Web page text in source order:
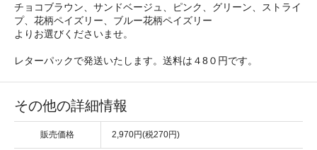
チョコブラウン、サンドベージュ、ピンク、グリーン、ストライ
プ、花柄ペイズリー、ブルー花柄ペイズリー
よりお選びくださいませ。
レターパックで発送いたします。送料は４8０円です。
その他の詳細情報
販売価格 2,970円(税270円)